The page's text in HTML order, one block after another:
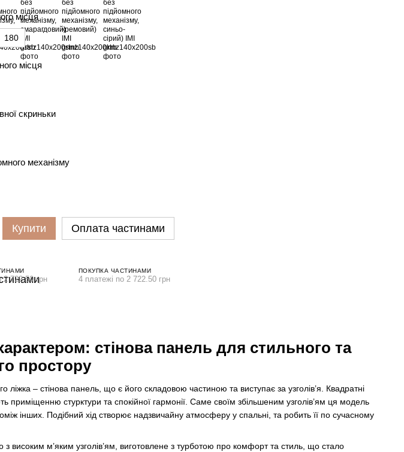
місця
180
місця
скриньки
механізму
Купити Оплата частинами
2 722.50 грн
ПОКУПКА ЧАСТИНАМИ
4 платежі по 2 722.50 грн
стінова панель для стильного та
простору
ліжка – стінова панель, що є його складовою частиною та виступає за узголів’я. Квадратні
приміщенню стурктури та спокійної гармонії. Саме своїм збільшеним узголів’ям ця модель
інших. Подібний хід створює надзвичайну атмосферу у спальні, та робить її по сучасному
з високим м’яким узголів’ям, виготовлене з турботою про комфорт та стиль, що стало